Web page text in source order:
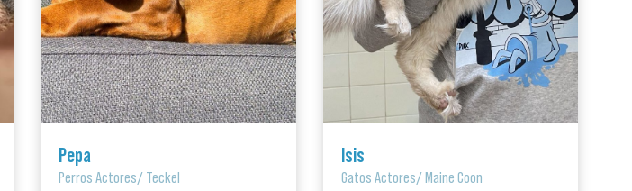
Pepa
Perros Actores/ Teckel
Isis
Gatos Actores/Maine Coon